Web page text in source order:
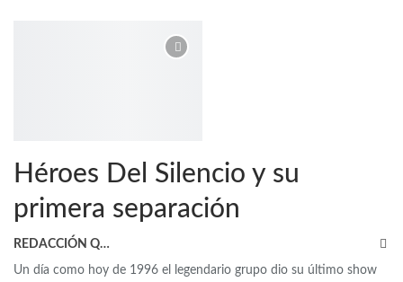
Héroes Del Silencio y su
primera separación
REDACCIÓN QRP
Un día como hoy de 1996 el legendario grupo dio su último show